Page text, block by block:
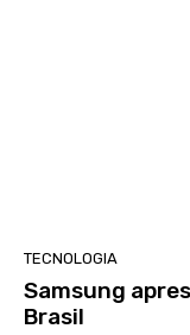
TECNOLOGIA
Samsung
Brasil